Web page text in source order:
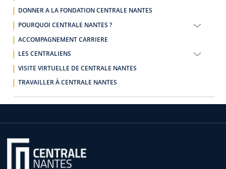
DONNER A LA FONDATION CENTRALE NANTES
POURQUOI CENTRALE NANTES ?
ACCOMPAGNEMENT CARRIERE
LES CENTRALIENS
VISITE VIRTUELLE DE CENTRALE NANTES
TRAVAILLER À CENTRALE NANTES